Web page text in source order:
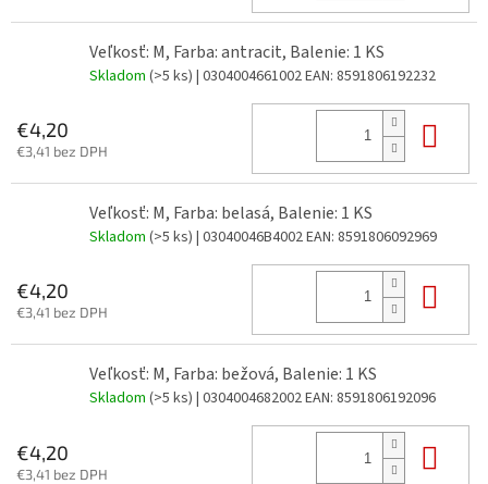
Veľkosť: M, Farba: antracit, Balenie: 1 KS
Skladom (>5 ks) | 0304004661002EAN: 8591806192232
€4,20
€3,41 bez DPH
Veľkosť: M, Farba: belasá, Balenie: 1 KS
Skladom (>5 ks) | 03040046B4002EAN: 8591806092969
€4,20
€3,41 bez DPH
Veľkosť: M, Farba: bežová, Balenie: 1 KS
Skladom (>5 ks) | 0304004682002EAN: 8591806192096
€4,20
€3,41 bez DPH